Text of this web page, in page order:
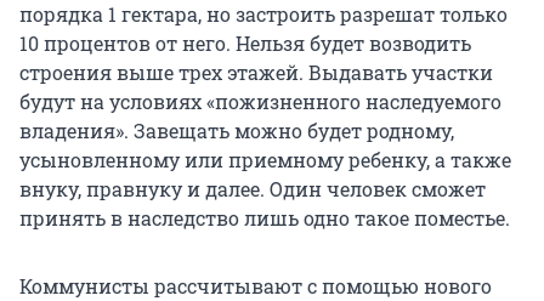
порядка 1 гектара, но застроить разрешат только
10 процентов от него. Нельзя будет возводить
строения выше трех этажей. Выдавать участки
будут на условиях «пожизненного наследуемого
владения». Завещать можно будет родному,
усыновленному или приемному ребенку, а также
внуку, правнуку и далее. Один человек сможет
принять в наследство лишь одно такое поместье.
Коммунисты рассчитывают с помощью нового